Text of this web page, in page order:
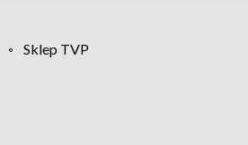
Sklep TVP